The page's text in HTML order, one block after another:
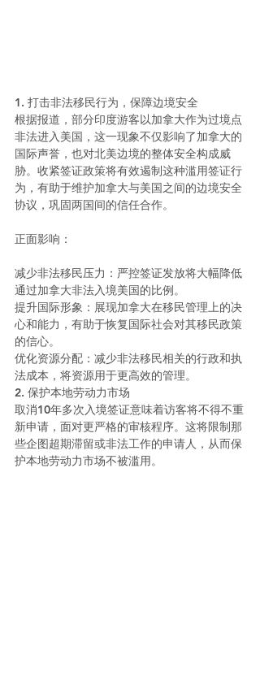
1. 打击非法移民行为，保障边境安全
根据报道，部分印度游客以加拿大作为过境点
非法进入美国，这一现象不仅影响了加拿大的
国际声誉，也对北美边境的整体安全构成威
胁。收紧签证政策将有效遏制这种滥用签证行
为，有助于维护加拿大与美国之间的边境安全
协议，巩固两国间的信任合作。
正面影响：
减少非法移民压力：严控签证发放将大幅降低
通过加拿大非法入境美国的比例。
提升国际形象：展现加拿大在移民管理上的决
心和能力，有助于恢复国际社会对其移民政策
的信心。
优化资源分配：减少非法移民相关的行政和执
法成本，将资源用于更高效的管理。
2. 保护本地劳动力市场
取消10年多次入境签证意味着访客将不得不重
新申请，面对更严格的审核程序。这将限制那
些企图超期滞留或非法工作的申请人，从而保
护本地劳动力市场不被滥用。